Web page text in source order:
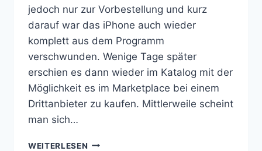
jedoch nur zur Vorbestellung und kurz
darauf war das iPhone auch wieder
komplett aus dem Programm
verschwunden. Wenige Tage später
erschien es dann wieder im Katalog mit der
Möglichkeit es im Marketplace bei einem
Drittanbieter zu kaufen. Mittlerweile scheint
man sich…
WEITERLESEN IPHONE